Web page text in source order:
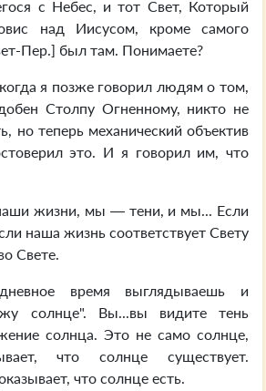
с Небес, и тот Свет, Который
над Иисусом, кроме самого
Пер.] был там. Понимаете?
я позже говорил людям о том,
Столпу Огненному, никто не
но теперь механический объектив
это. И я говорил им, что
жизни, мы — тени, и мы... Если
наша жизнь соответствует Свету
Свете.
время выглядываешь и
солнце". Вы...вы видите тень
солнца. Это не само солнце,
что солнце существует.
что солнце есть.